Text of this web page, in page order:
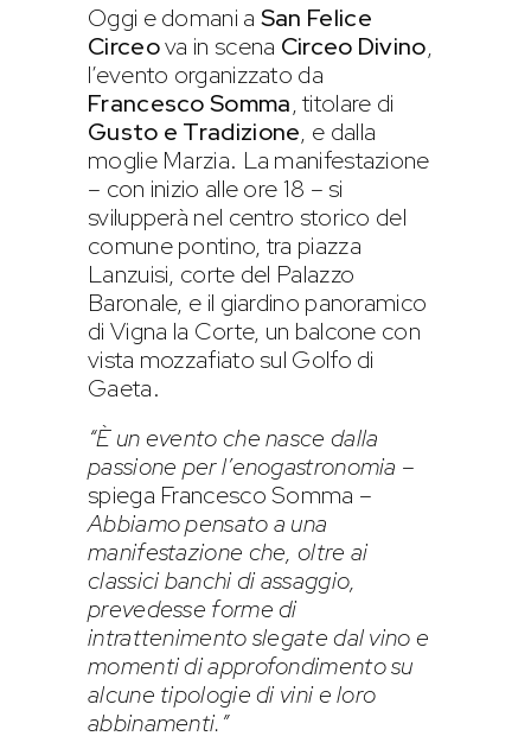
Oggi e domani a San Felice
Circeova in scena Circeo Divino,
l’evento organizzato da
Francesco Somma, titolare di
Gusto e Tradizione, e dalla
moglie Marzia. La manifestazione
– con inizio alle ore 18 – si
svilupperà nel centro storico del
comune pontino, tra piazza
Lanzuisi, corte del Palazzo
Baronale, e il giardino panoramico
di Vigna la Corte, un balcone con
vista mozzafiato sul Golfo di
Gaeta.
“È un evento che nasce dalla
passione per l’enogastronomia –
spiega Francesco Somma –
Abbiamo pensato a una
manifestazione che, oltre ai
classici banchi di assaggio,
prevedesse forme di
intrattenimento slegate dal vino e
momenti di approfondimento su
alcune tipologie di vini e loro
abbinamenti.”